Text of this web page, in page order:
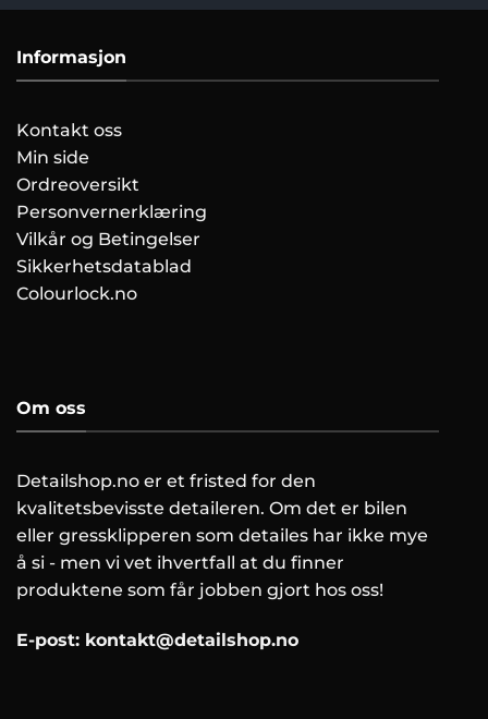
Informasjon
Kontakt oss
Min side
Ordreoversikt
Personvernerklæring
Vilkår og Betingelser
Sikkerhetsdatablad
Colourlock.no
Om oss
Detailshop.no er et fristed for den
kvalitetsbevisste detaileren. Om det er bilen
eller gressklipperen som detailes har ikke mye
å si - men vi vet ihvertfall at du finner
produktene som får jobben gjort hos oss!
E-post: kontakt@detailshop.no